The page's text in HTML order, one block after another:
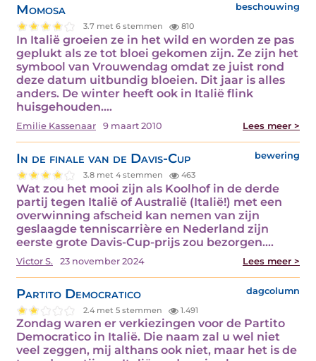
Momosa beschouwing
3.7 met 6 stemmen 810
In Italië groeien ze in het wild en worden ze pas
geplukt als ze tot bloei gekomen zijn. Ze zijn het
symbool van Vrouwendag omdat ze juist rond
deze datum uitbundig bloeien. Dit jaar is alles
anders. De winter heeft ook in Italië flink
huisgehouden.…
Emilie Kassenaar 9 maart 2010 Lees meer >
In de finale van de Davis-Cup bewering
3.8 met 4 stemmen 463
Wat zou het mooi zijn als Koolhof in de derde
partij tegen Italië of Australië (Italië!) met een
overwinning afscheid kan nemen van zijn
geslaagde tenniscarrière en Nederland zijn
eerste grote Davis-Cup-prijs zou bezorgen.…
Victor S. 23 november 2024 Lees meer >
Partito Democratico dagcolumn
2.4 met 5 stemmen 1.491
Zondag waren er verkiezingen voor de Partito
Democratico in Italië. Die naam zal u wel niet
veel zeggen, mij althans ook niet, maar het is de